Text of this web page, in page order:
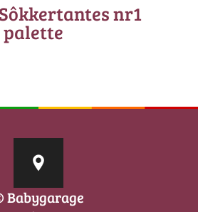
nr1
palette
Babygarage